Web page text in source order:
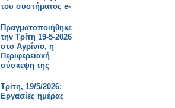
του συστήματος e-
presence.gov.gr)
Δημοτικού
Συμβουλίου την Τρίτη
26 Μαΐου στις 07:00
μ.μ.
Πραγματοποιήθηκε
την Τρίτη 19-5-2026
στο Αγρίνιο, η
Περιφερειακή
σύσκεψη της
Συντονιστικής
Επιτροπής Αγώνα
(Σ.Ε.Α) των
συνταξιουχικων
Τρίτη, 19/5/2026:
Εργασίες ημέρας